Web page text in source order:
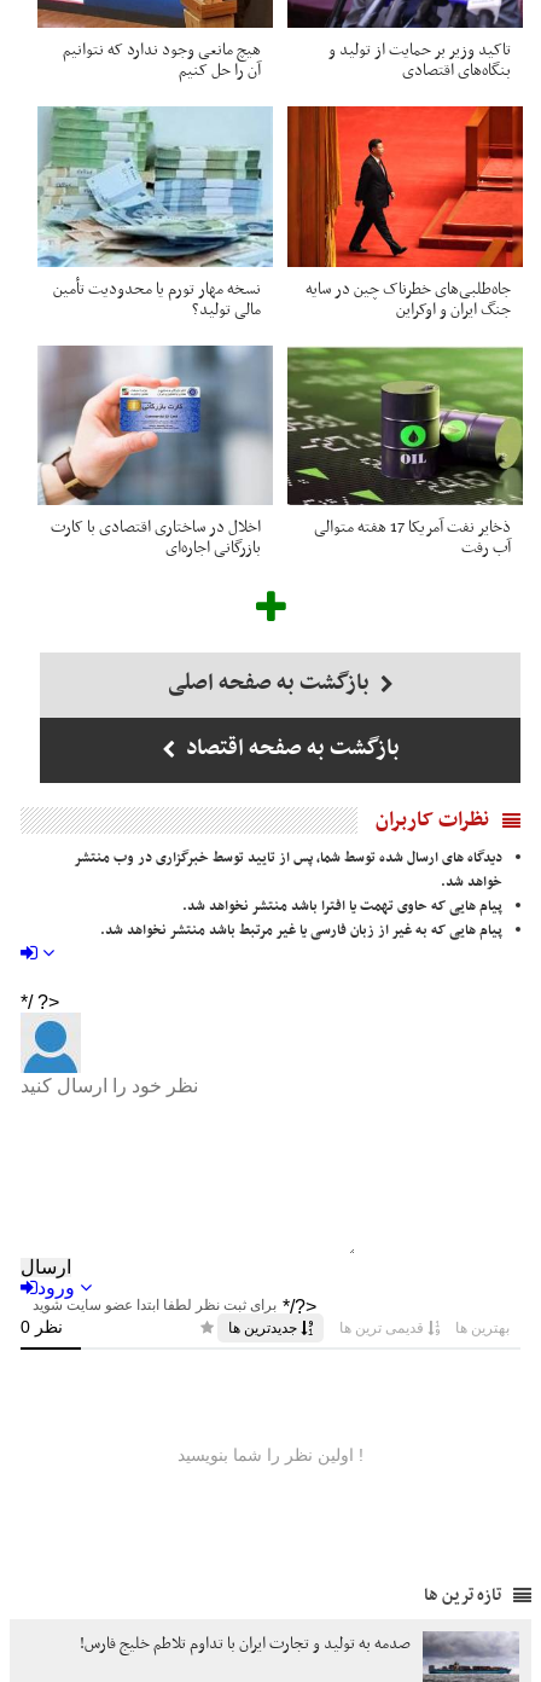
تاکید وزیر بر حمایت از تولید و
بنگاه‌های اقتصادی
هیچ مانعی وجود ندارد که نتوانیم
آن را حل کنیم
جاه‌طلبی‌های خطرناک چین در سایه
جنگ‌ ایران و اوکراین
نسخه مهار تورم یا محدودیت تأمین
مالی تولید؟
ذخایر نفت آمریکا 17 هفته متوالی
آب رفت
اخلال در ساختاری اقتصادی با کارت‌
بازرگانی اجاره‌ای
بازگشت به صفحه اصلی
بازگشت به صفحه اقتصاد
نظرات کاربران
دیدگاه های ارسال شده توسط شما، پس از تایید توسط خبرگزاری در وب منتشر
خواهد شد.
پیام هایی که حاوی تهمت یا افترا باشد منتشر نخواهد شد.
پیام هایی که به غیر از زبان فارسی یا غیر مرتبط باشد منتشر نخواهد شد.
تازه ترین ها
صدمه به تولید و تجارت ایران با تداوم تلاطم خلیج فارس!